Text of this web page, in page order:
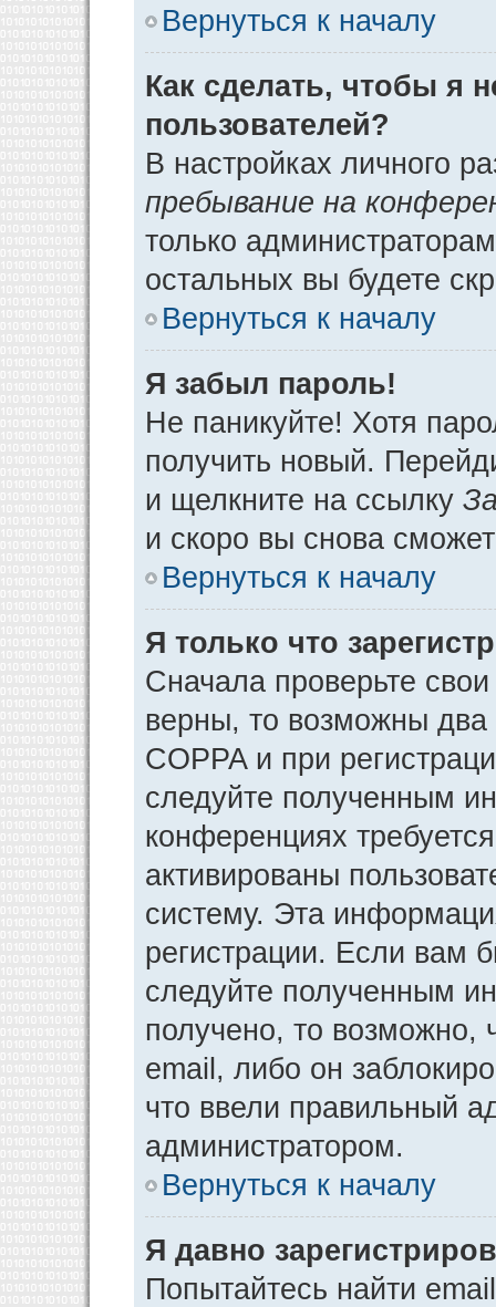
Вернуться к началу
Как сделать, чтобы я
пользователей?
В настройках личного
пребывание на
только
остальных вы будете
Вернуться к началу
Я забыл пароль!
Не паникуйте! Хотя
получить новый.
и щелкните на ссылку
и скоро вы снова
Вернуться к началу
Я только что
Сначала проверьте
верны, то возможны
COPPA и при
следуйте полученным
конференциях
активированы
систему. Эта
регистрации. Если вам
следуйте полученным
получено, то возможно,
email, либо он
что ввели правильный
администратором.
Вернуться к началу
Я давно
Попытайтесь найти